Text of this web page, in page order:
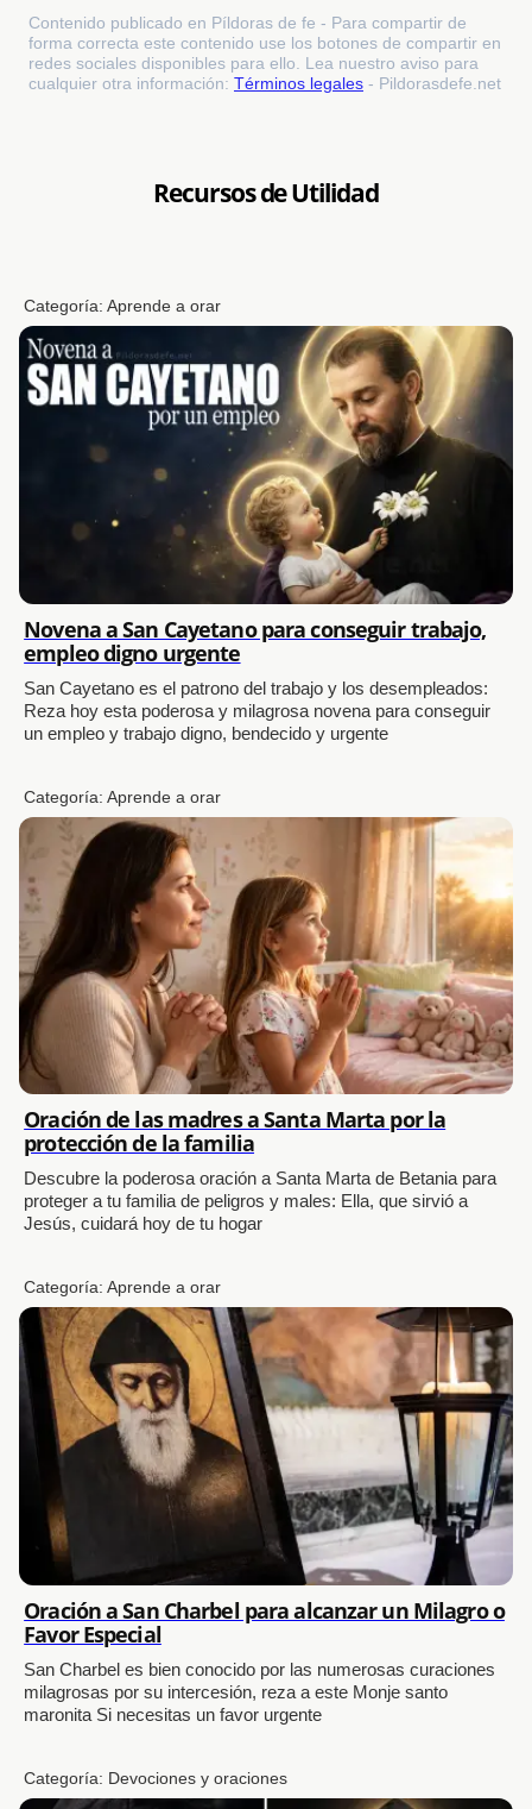
Contenido publicado en Píldoras de fe - Para compartir de
forma correcta este contenido use los botones de compartir en
redes sociales disponibles para ello. Lea nuestro aviso para
cualquier otra información: Términos legales - Pildorasdefe.net
Recursos de Utilidad
Categoría:Aprende a orar
Novena a San Cayetano para conseguir trabajo,
empleo digno urgente
San Cayetano es el patrono del trabajo y los desempleados:
Reza hoy esta poderosa y milagrosa novena para conseguir
un empleo y trabajo digno, bendecido y urgente
Categoría:Aprende a orar
Oración de las madres a Santa Marta por la
protección de la familia
Descubre la poderosa oración a Santa Marta de Betania para
proteger a tu familia de peligros y males: Ella, que sirvió a
Jesús, cuidará hoy de tu hogar
Categoría:Aprende a orar
Oración a San Charbel para alcanzar un Milagro o
Favor Especial
San Charbel es bien conocido por las numerosas curaciones
milagrosas por su intercesión, reza a este Monje santo
maronita Si necesitas un favor urgente
Categoría: Devociones y oraciones